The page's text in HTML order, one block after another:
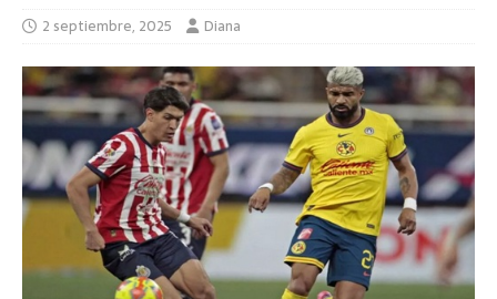
2 septiembre, 2025 Diana